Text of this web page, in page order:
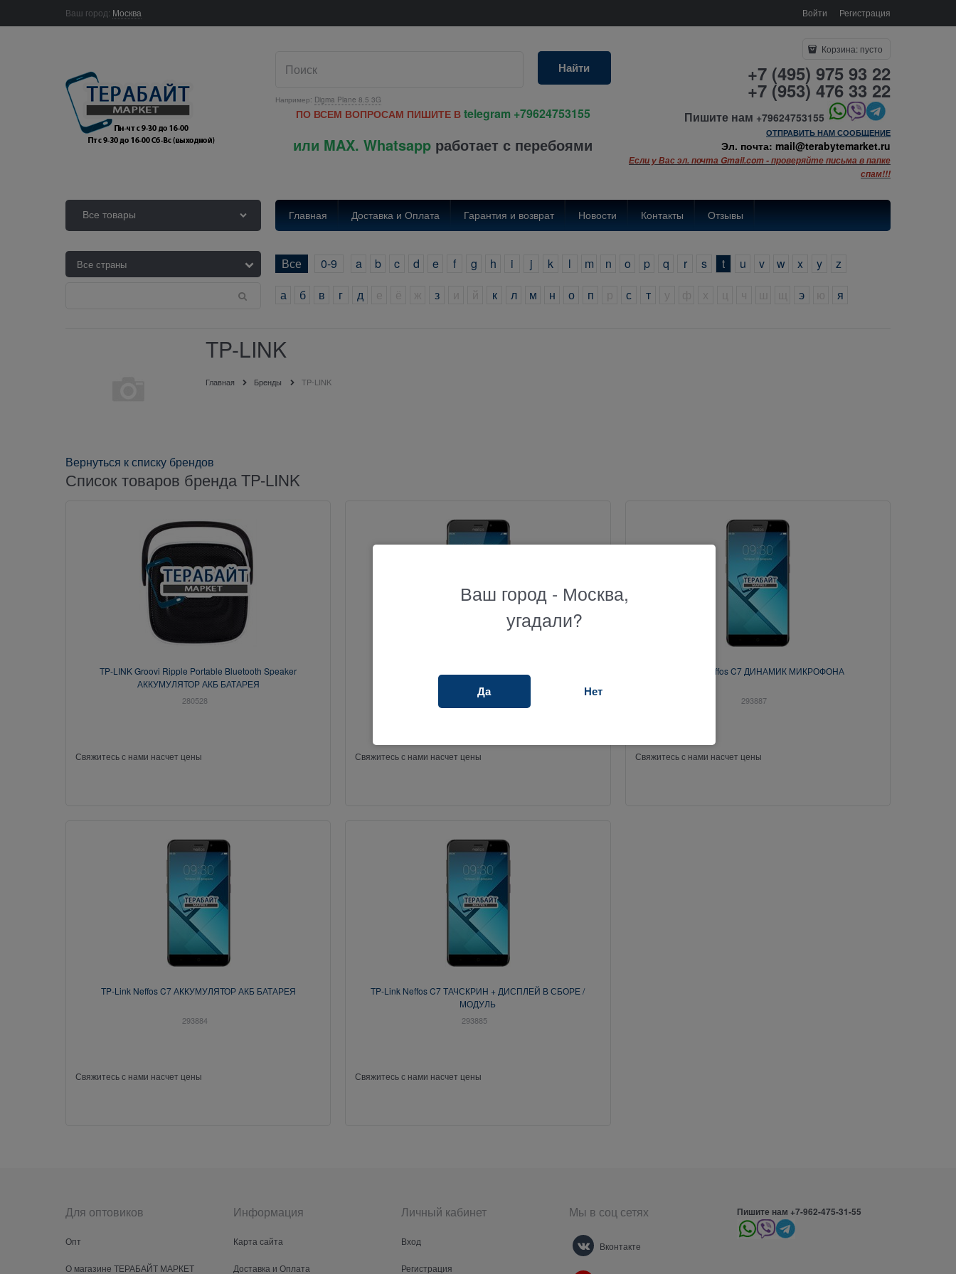
Ваш город: Москва Войти Регистрация
Например: Digma Plane 8.5 3G
Найти
ПО ВСЕМ ВОПРОСАМ ПИШИТЕ В telegram +79624753155
или MAX. Whatsapp работает с перебоями
Корзина: пусто
+7 (495) 975 93 22
+7 (953) 476 33 22
Пишите нам +79624753155
ОТПРАВИТЬ НАМ СООБЩЕНИЕ
Эл. почта: mail@terabytemarket.ru
Если у Вас эл. почта Gmail.com - проверяйте письма в папке
спам!!!
Все товары Главная Доставка и Оплата Гарантия и возврат Новости Контакты Отзывы
Все 0-9 a b c d e f g h i j k l m n o p q r s t u v w x y
z
а
б в г д з к л м н о п с т э я
TP-LINK
Главная Бренды TP-LINK
Вернуться к списку брендов
Список товаров бренда TP-LINK
TP-LINK Groovi Ripple Portable Bluetooth Speaker
АККУМУЛЯТОР АКБ БАТАРЕЯ
280528
Свяжитесь с нами насчет цены
293886
Свяжитесь с нами насчет цены
TP-Link Neffos C7 ДИНАМИК МИКРОФОНА
293887
Свяжитесь с нами насчет цены
TP-Link Neffos C7 АККУМУЛЯТОР АКБ БАТАРЕЯ
293884
Свяжитесь с нами насчет цены
TP-Link Neffos C7 ТАЧСКРИН + ДИСПЛЕЙ В СБОРЕ /
МОДУЛЬ
293885
Свяжитесь с нами насчет цены
Для оптовиков
Опт
О магазине ТЕРАБАЙТ МАРКЕТ
Информация
Карта сайта
Доставка и Оплата
Личный кабинет
Вход
Регистрация
Мы в соц сетях
Вконтакте
Пишите нам +7-962-475-31-55
Ваш город - Москва,
угадали?
Да Нет